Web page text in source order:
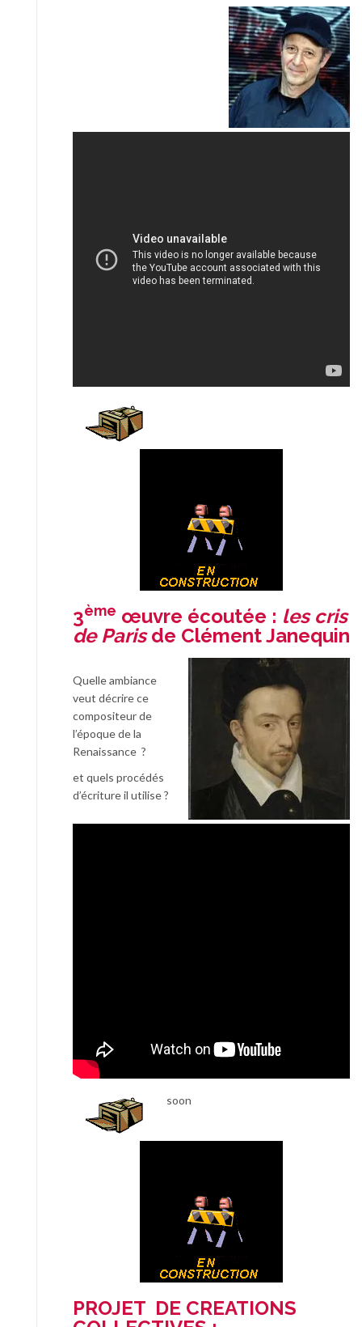
3ème œuvre écoutée : les cris
de Parisde Clément Janequin
Quelle ambiance
veut décrire ce
compositeur de
l’époque de la
Renaissance ?
et quels procédés
d’écriture il utilise ?
soon
PROJET DE CREATIONS